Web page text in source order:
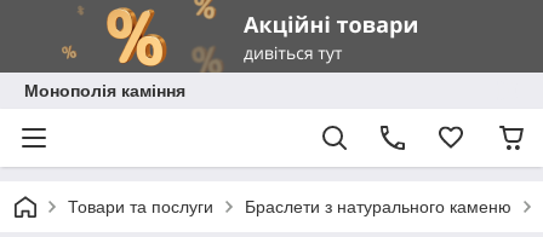
Монополія каміння
Товари та послуги Браслети з натурального каменю